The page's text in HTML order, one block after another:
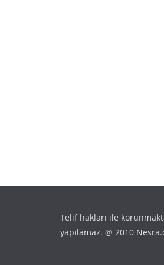
Telif hakları ile
yapılamaz. @ 2010